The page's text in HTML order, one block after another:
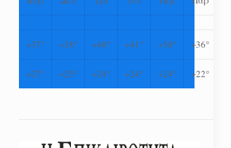
+37° +38° +40° +41° +38° +36°
+27° +25° +24° +24° +24° +22°